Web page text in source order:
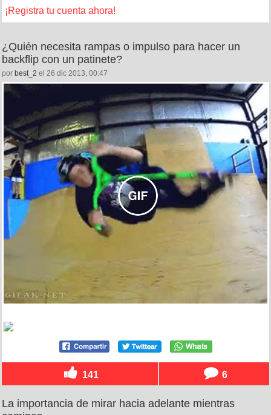
¡Registra tu cuenta ahora!
¿Quién necesita rampas o impulso para hacer un
backflip con un patinete?
por best_2 el 26 dic 2013, 00:47
141 6
La importancia de mirar hacia adelante mientras